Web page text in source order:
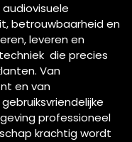
betrouwbaarheid en
leveren en
die precies
Van
en van
professioneel
krachtig wordt